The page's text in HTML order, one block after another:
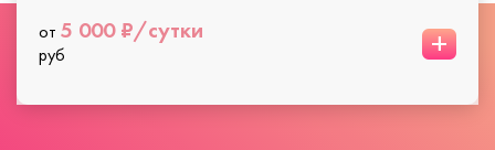
от 5 000 ₽/сутки
руб +